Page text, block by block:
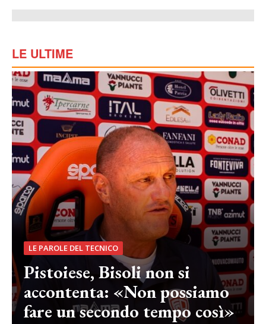
LE ULTIME
LE PAROLE DEL TECNICO
Pistoiese, Bisoli non si
accontenta: «Non possiamo
fare un secondo tempo così»